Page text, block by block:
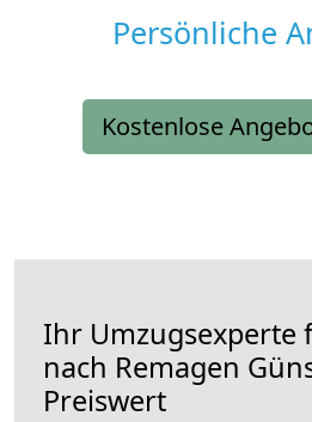
Persönliche
Kostenlose
Ihr Umzugsexperte
nach Remagen
Preiswert